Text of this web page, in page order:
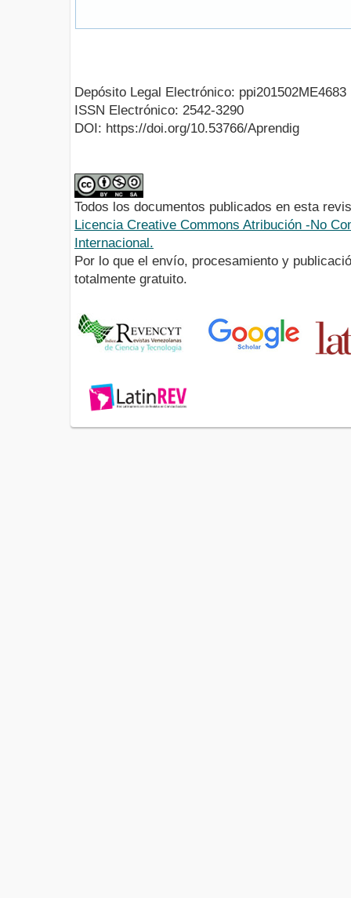
Depósito Legal Electrónico: ppi201502ME4683
ISSN Electrónico: 2542-3290
DOI: https://doi.org/10.53766/Aprendig
Todos los documentos publicados en esta
Licencia Creative Commons Atribución -No
Internacional.
Por lo que el envío, procesamiento y
totalmente gratuito.